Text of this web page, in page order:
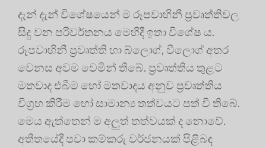
දැන් දැන් විශේෂයෙන් ම රූපවාහිනී ප්‍රවෘත්තිවල
සිදු වන පරිවර්තනය මෙහිදී ඉතා විශේෂ ය.
රූපවාහිනී ප්‍රවෘත්ති හා බ්ලොග්, වීලොග් අතර
වෙනස අවම වෙමින් තිබේ. ප්‍රවෘත්තිය තුළට
මතවාද එබීම හෝ මතවාදය අනුව ප්‍රවෘත්තිය
විග්‍රහ කිරීම හෝ සාමාන්‍ය තත්වයට පත් වී තිබේ.
මෙය ඇත්තෙන් ම අලුත් තත්වයක් ද නොවේ.
අතීතයේදී පවා කම්කරු වර්ජනයක් පිළිබඳ